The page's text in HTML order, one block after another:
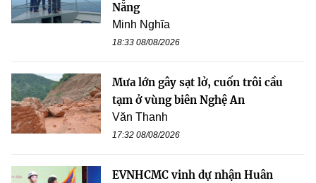
Nẵng
Minh Nghĩa
18:33 08/08/2026
Mưa lớn gây sạt lở, cuốn trôi cầu
tạm ở vùng biên Nghệ An
Văn Thanh
17:32 08/08/2026
EVNHCMC vinh dự nhận Huân